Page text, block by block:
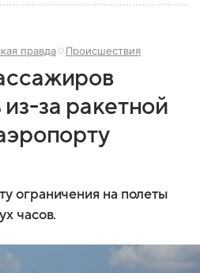
правда Происшествия
за ракетной
ограничения на полеты
часов.